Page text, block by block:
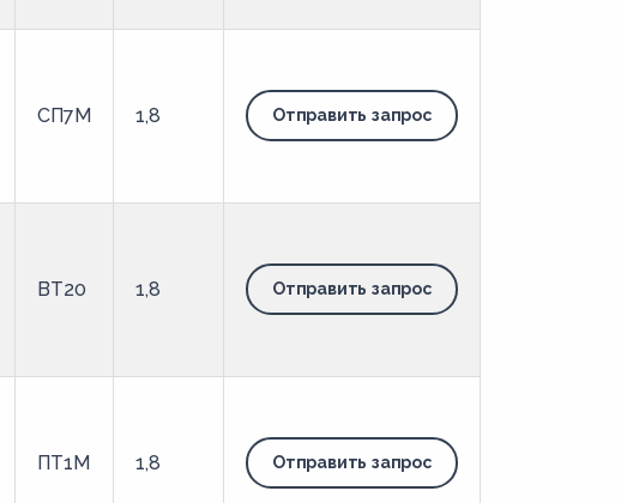
СП7М 1,8 Отправить запрос
ВТ20 1,8 Отправить запрос
ПТ1М 1,8 Отправить запрос